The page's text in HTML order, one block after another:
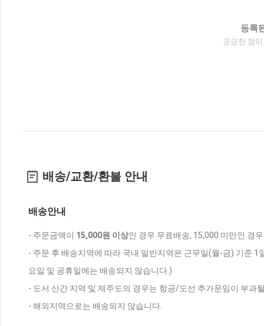
등록
궁금한 점
배송/교환/환불 안내
배송안내
- 주문금액이 15,000원 이상인 경우 무료배송, 15,000 미만인 경
- 주문 후 배송지역에 따라 국내 일반지역은 근무일(월-금) 기준
요일 및 공휴일에는 배송되지 않습니다.)
- 도서 산간 지역 및 제주도의 경우는 항공/도선 추가운임이 부과
- 해외지역으로는 배송되지 않습니다.